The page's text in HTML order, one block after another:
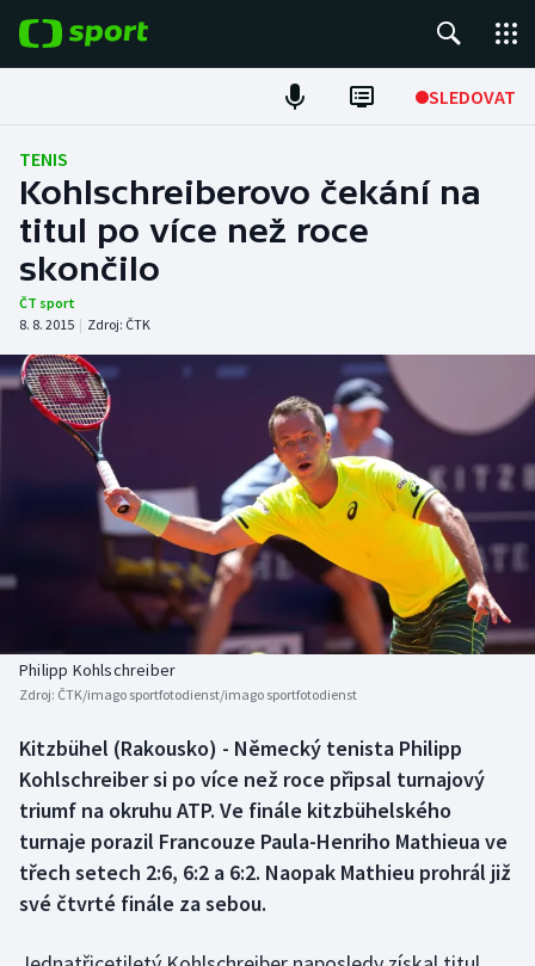
SLEDOVAT
Fotbal
Hokej
Tenis
Atletika
Cyklistika
DALŠÍ SPORTY
Americký fotbal
Baseball a softbal
Basketbal
Biatlon
Box
Curling
Dostihy
Florbal
NEPŘEHLÉDNĚTE
Historické návraty
Aplikace ČT sport
TENIS
Kohlschreiberovo čekání na
titul po více než roce
skončilo
ČT sport
8. 8. 2015 | Zdroj: ČTK
Philipp Kohlschreiber
Zdroj: ČTK/imago sportfotodienst/imago sportfotodienst
Kitzbühel (Rakousko) - Německý tenista Philipp
Kohlschreiber si po více než roce připsal turnajový
triumf na okruhu ATP. Ve finále kitzbühelského
turnaje porazil Francouze Paula-Henriho Mathieua ve
třech setech 2:6, 6:2 a 6:2. Naopak Mathieu prohrál již
své čtvrté finále za sebou.